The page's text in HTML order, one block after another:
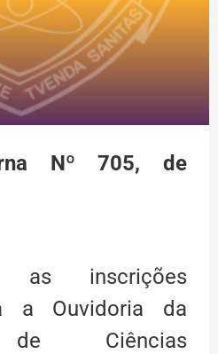
Nº 705, de
as inscrições
a Ouvidoria da
de Ciências